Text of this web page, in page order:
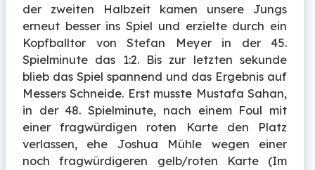
der zweiten Halbzeit kamen unsere Jungs
erneut besser ins Spiel und erzielte durch ein
Kopfballtor von Stefan Meyer in der 45.
Spielminute das 1:2. Bis zur letzten sekunde
blieb das Spiel spannend und das Ergebnis auf
Messers Schneide. Erst musste Mustafa Sahan,
in der 48. Spielminute, nach einem Foul mit
einer fragwürdigen roten Karte den Platz
verlassen, ehe Joshua Mühle wegen einer
noch fragwürdigeren gelb/roten Karte (Im